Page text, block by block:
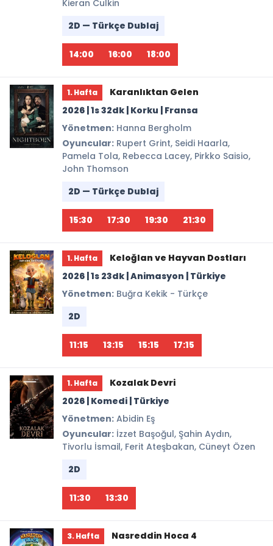
Kieran Culkin
2D — Türkçe Dublaj
14:00 16:00 18:00
1. Hafta
Karanlıktan Gelen
2026 | 1s 32dk | Korku | Fransa
Yönetmen: Hanna Bergholm
Oyuncular: Rupert Grint, Seidi Haarla,
Pamela Tola, Rebecca Lacey, Pirkko Saisio,
John Thomson
2D — Türkçe Dublaj
15:30 17:30 19:30 21:30
1. Hafta
Keloğlan ve Hayvan Dostları
2026 | 1s 23dk | Animasyon | Türkiye
Yönetmen: Buğra Kekik - Türkçe
2D
11:15 13:15 15:15 17:15
1. Hafta
Kozalak Devri
2026 | Komedi | Türkiye
Yönetmen: Abidin Eş
Oyuncular: İzzet Başoğul, Şahin Aydın,
Tivorlu İsmail, Ferit Ateşbakan, Cüneyt Özen
2D
11:30 13:30
3. Hafta Nasreddin Hoca 4